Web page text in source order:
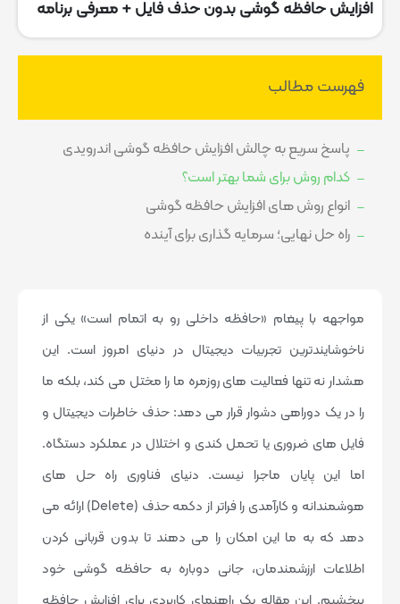
افزایش حافظه گوشی بدون حذف فایل + معرفی برنامه
فهرست مطالب
پاسخ سریع به چالش افزایش حافظه گوشی اندرویدی
کدام روش برای شما بهتر است؟
انواع روش های افزایش حافظه گوشی
راه حل نهایی؛ سرمایه گذاری برای آینده
مواجهه با پیغام «حافظه داخلی رو به اتمام است» یکی از
ناخوشایندترین تجربیات دیجیتال در دنیای امروز است. این
هشدار نه تنها فعالیت های روزمره ما را مختل می کند، بلکه ما
را در یک دوراهی دشوار قرار می دهد: حذف خاطرات دیجیتال و
فایل های ضروری یا تحمل کندی و اختلال در عملکرد دستگاه.
اما این پایان ماجرا نیست. دنیای فناوری راه حل های
هوشمندانه و کارآمدی را فراتر از دکمه حذف (Delete) ارائه می
دهد که به ما این امکان را می دهند تا بدون قربانی کردن
اطلاعات ارزشمندمان، جانی دوباره به حافظه گوشی خود